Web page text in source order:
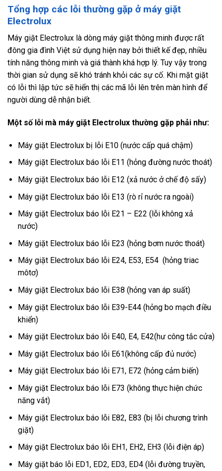
Tổng hợp các lỗi thường gặp ở máy giặt
Electrolux
Máy giặt Electrolux là dòng máy giặt thông minh được rất
đông gia đình Việt sử dụng hiện nay bởi thiết kế đẹp, nhiều
tính năng thông minh và giá thành khá hợp lý. Tuy vậy trong
thời gian sử dụng sẽ khó tránh khỏi các sự cố. Khi mặt giặt
có lỗi thì lập tức sẽ hiển thị các mã lỗi lên trên màn hình để
người dùng dễ nhận biết.
Một số lỗi mà máy giặt Electrolux thường gặp phải như:
Máy giặt Electrolux bị lỗi E10 (nước cấp quá chậm)
Máy giặt Electrolux báo lỗi E11 (hỏng đường nước thoát)
Máy giặt Electrolux báo lỗi E12 (xả nước ở chế độ sấy)
Máy giặt Electrolux báo lỗi E13 (rò rỉ nước ra ngoài)
Máy giặt Electrolux báo lỗi E21 – E22 (lỗi không xả
nước)
Máy giặt Electrolux báo lỗi E23 (hỏng bơm nước thoát)
Máy giặt Electrolux báo lỗi E24, E53, E54 (hỏng triac
môtơ)
Máy giặt Electrolux báo lỗi E38 (hỏng van áp suất)
Máy giặt Electrolux báo lỗi E39-E44 (hỏng bo mạch điều
khiển)
Máy giặt Electrolux báo lỗi E40, E4, E42(hư công tắc cửa)
Máy giặt Electrolux báo lỗi E61(không cấp đủ nước)
Máy giặt Electrolux báo lỗi E71, E72 (hỏng cảm biến)
Máy giặt Electrolux báo lỗi E73 (không thực hiện chức
năng vắt)
Máy giặt Electrolux báo lỗi E82, E83 (bị lỗi chương trình
giặt)
Máy giặt Electrolux báo lỗi EH1, EH2, EH3 (lỗi điện áp)
Máy giặt báo lỗi ED1, ED2, ED3, ED4 (lỗi đường truyền,